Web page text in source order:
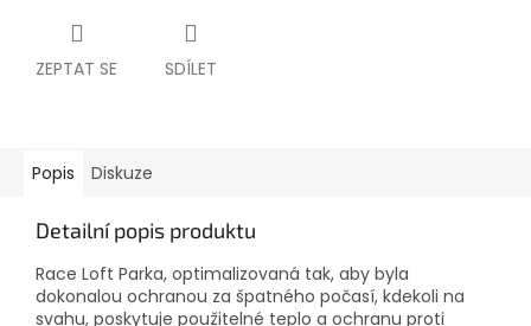
ZEPTAT SE SDÍLET
Popis Diskuze
Detailní popis produktu
Race Loft Parka, optimalizovaná tak, aby byla
dokonalou ochranou za špatného počasí, kdekoli na
svahu, poskytuje použitelné teplo a ochranu proti